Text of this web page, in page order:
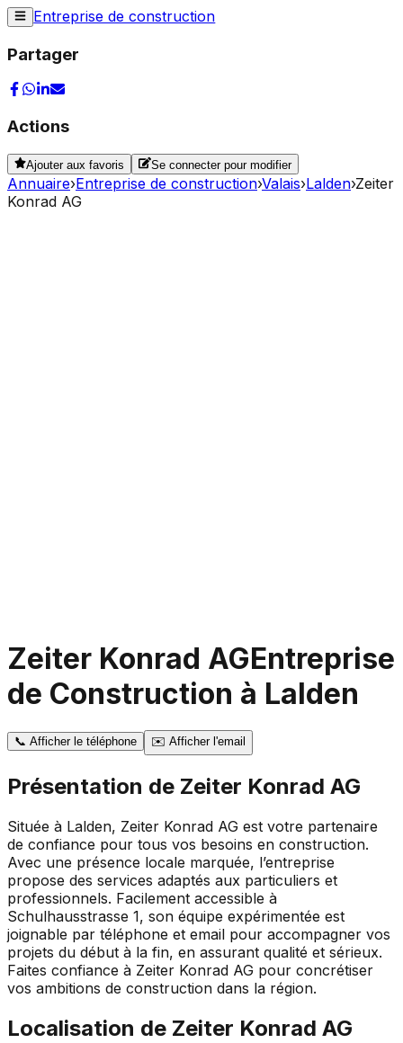
Entreprise de construction
Partager
Actions
Ajouter aux favoris Se connecter pour modifier
Annuaire›Entreprise de construction›Valais›Lalden›Zeiter
Konrad AG
Zeiter Konrad AGEntreprise
de Construction à Lalden
📞 Afficher le téléphone ✉️ Afficher l'email
Présentation de Zeiter Konrad AG
Située à Lalden, Zeiter Konrad AG est votre partenaire
de confiance pour tous vos besoins en construction.
Avec une présence locale marquée, l’entreprise
propose des services adaptés aux particuliers et
professionnels. Facilement accessible à
Schulhausstrasse 1, son équipe expérimentée est
joignable par téléphone et email pour accompagner vos
projets du début à la fin, en assurant qualité et sérieux.
Faites confiance à Zeiter Konrad AG pour concrétiser
vos ambitions de construction dans la région.
Localisation de Zeiter Konrad AG